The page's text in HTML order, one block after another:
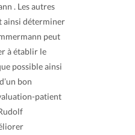
. Les autres
ainsi déterminer
peut
à établir le
possible ainsi
bon
patient